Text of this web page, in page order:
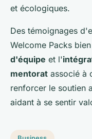
et écologiques.
Des témoignages
Welcome Packs
d'équipe et l'
mentorat associé à
renforcer le soutien
aidant à se sentir